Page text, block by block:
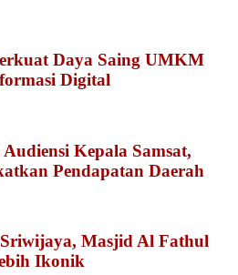
Daya Saing UMKM
Digital
Kepala Samsat,
Pendapatan Daerah
Masjid Al Fathul
Ikonik